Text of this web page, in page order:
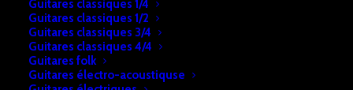
Guitares classiques 1/4
Guitares classiques 1/2
Guitares classiques 3/4
Guitares classiques 4/4
Guitares folk
Guitares électro-acoustiquse
Accueil Accessoires
Accessoires guitares
Capodastre Folk ADU 14CD
Capodastre Folk ADU 14CD